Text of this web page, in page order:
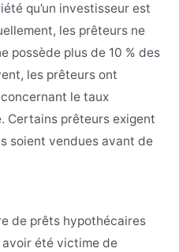
qu’un investisseur est
les prêteurs ne
possède plus de 10 % des
les prêteurs ont
le taux
Certains prêteurs exigent
soient vendues avant de
de prêts hypothécaires
avoir été victime de